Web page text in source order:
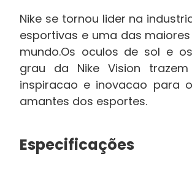
Nike se tornou lider na
esportivas e uma das
mundo.Os oculos de sol e
grau da Nike Vision
inspiracao e inovacao para
amantes dos esportes.
Especificações